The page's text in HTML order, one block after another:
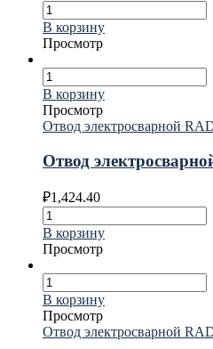
В корзину
Просмотр
В корзину
Просмотр
Отвод электросварной
Отвод
₽1,424.40
В корзину
Просмотр
В корзину
Просмотр
Отвод электросварной